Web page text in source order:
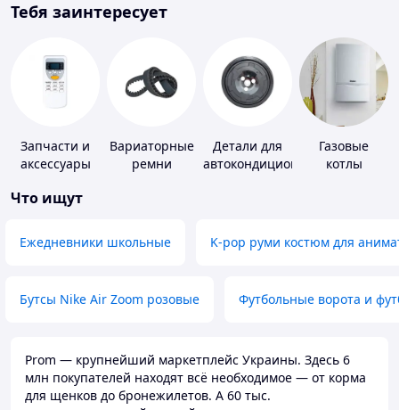
Тебя заинтересует
Запчасти и
аксессуары
кондиционеров
Вариаторные
ремни
Детали для
автокондиционеров
Газовые
котлы
Что ищут
Ежедневники школьные K-pop руми костюм для
Бутсы Nike Air Zoom розовые Футбольные ворота и
Prom — крупнейший маркетплейс Украины. Здесь 6
млн покупателей находят всё необходимое — от корма
для щенков до бронежилетов. А 60 тыс.